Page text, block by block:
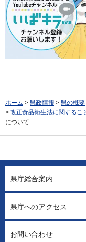
ホーム > 県政情報 > 県の概要
> 改正食品衛生法に関するこ
について
県庁総合案内
県庁へのアクセス
お問い合わせ